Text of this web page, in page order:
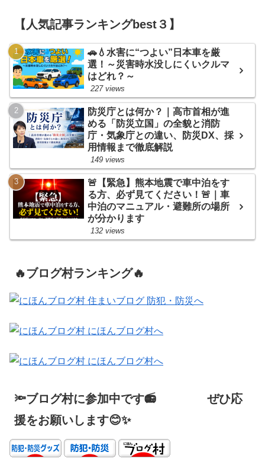
【人気記事ランキングbest３】
🚗💧水害に“つよい”日本車を厳
選！～災害時水没しにくいクルマ
はどれ？～
227 views
防災庁とは何か？｜高市首相が進
める「防災立国」の全貌と消防
庁・気象庁との違い、防災DX、採
用情報まで徹底解説
149 views
🚨【緊急】熊本地震で車中泊をす
る方、必ず見てください！🚨｜車
中泊のマニュアル・避難所の場所
が分かります
132 views
🔥ブログ村ランキング🔥
🔦ブログ村に参加中です📻 ぜひ応
援をお願いします😊✨